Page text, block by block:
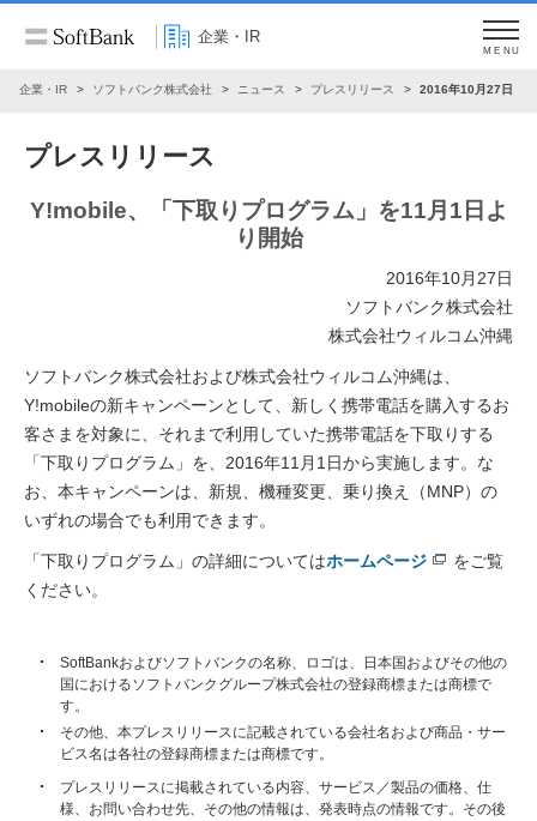
企業・IR
MENU
企業・IR ソフトバンク株式会社 ニュース プレスリリース 2016年10月27日
プレスリリース
Y!mobile、「下取りプログラム」を11月1日よ
り開始
2016年10月27日
ソフトバンク株式会社
株式会社ウィルコム沖縄
ソフトバンク株式会社および株式会社ウィルコム沖縄は、
Y!mobileの新キャンペーンとして、新しく携帯電話を購入するお
客さまを対象に、それまで利用していた携帯電話を下取りする
「下取りプログラム」を、2016年11月1日から実施します。な
お、本キャンペーンは、新規、機種変更、乗り換え（MNP）の
いずれの場合でも利用できます。
「下取りプログラム」の詳細についてはホームページ
をご覧
ください。
SoftBankおよびソフトバンクの名称、ロゴは、日本国およびその他の
国におけるソフトバンクグループ株式会社の登録商標または商標で
す。
その他、本プレスリリースに記載されている会社名および商品・サー
ビス名は各社の登録商標または商標です。
プレスリリースに掲載されている内容、サービス／製品の価格、仕
様、お問い合わせ先、その他の情報は、発表時点の情報です。その後